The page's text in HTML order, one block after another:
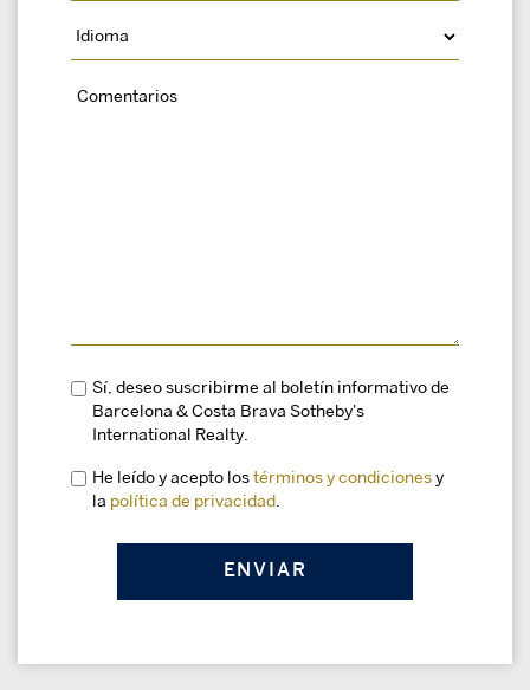
Sí, deseo suscribirme al boletín informativo de
Barcelona & Costa Brava Sotheby's
International Realty.
He leído y acepto los términos y condiciones y
la política de privacidad